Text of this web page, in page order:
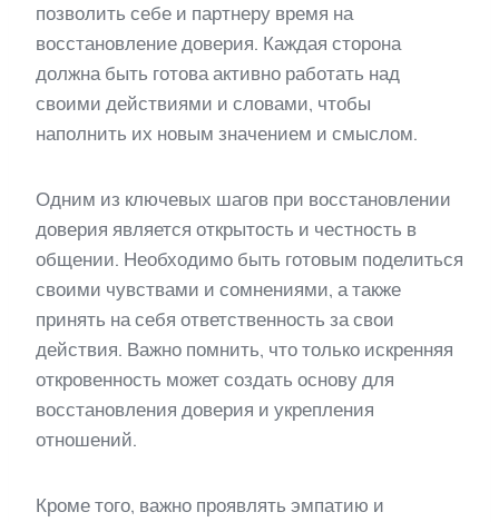
позволить себе и партнеру время на
восстановление доверия. Каждая сторона
должна быть готова активно работать над
своими действиями и словами, чтобы
наполнить их новым значением и смыслом.
Одним из ключевых шагов при восстановлении
доверия является открытость и честность в
общении. Необходимо быть готовым поделиться
своими чувствами и сомнениями, а также
принять на себя ответственность за свои
действия. Важно помнить, что только искренняя
откровенность может создать основу для
восстановления доверия и укрепления
отношений.
Кроме того, важно проявлять эмпатию и